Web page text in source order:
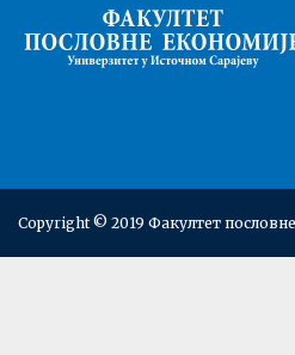
Copyright © 2019 Факултет